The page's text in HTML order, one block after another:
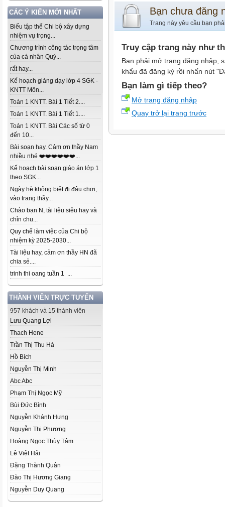
CÁC Ý KIẾN MỚI NHẤT
Biểu tập thể Chi bộ xây dựng
nhiệm vụ trọng...
Chương trình công tác trọng tâm
của cá nhân Quý...
rất hay...
Kế hoạch giảng dạy lớp 4 SGK -
KNTT Môn...
Toán 1 KNTT. Bài 1 Tiết 2....
Toán 1 KNTT. Bài 1 Tiết 1....
Toán 1 KNTT. Bài Các số từ 0
đến 10...
Bài soạn hay. Cảm ơn thầy Nam
nhiều nhé ❤️❤️❤️❤️❤️❤️...
Kế hoạch bài soạn giáo án lớp 1
theo SGK...
Ngày hè không biết đi đâu chơi,
vào trang thầy...
Chào bạn N, tài liệu siêu hay và
chỉn chu...
Quy chế làm việc của Chi bộ
nhiệm kỳ 2025-2030...
Tài liệu hay, cảm ơn thầy HN đã
chia sẻ....
trinh thi oang tuần 1 ...
THÀNH VIÊN TRỰC TUYẾN
957 khách và 15 thành viên
Lưu Quang Lợi
Thach Hene
Trần Thị Thu Hà
Hồ Bích
Nguyễn Thị Minh
Abc Abc
Phạm Thị Ngọc Mỹ
Bùi Đức Bình
Nguyễn Khánh Hưng
Nguyễn Thị Phương
Hoàng Ngọc Thùy Tâm
Lê Việt Hải
Đặng Thành Quân
Đào Thị Hương Giang
Nguyễn Duy Quang
Bạn chưa đăng
Trang này yêu cầu bạn
Truy cập trang này như
Bạn phải mở trang đăng nhập,
khẩu đã đăng ký rồi nhấn nút
Bạn làm gì tiếp theo?
Mở trang đăng nhập
Quay trở lại trang trước